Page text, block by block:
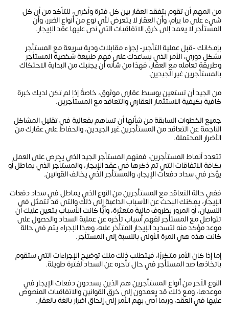
من المهم أن تقوم بتفقد العقار بين كل فترة وأخرى، للتأكد من أن كل
شيء على ما يرام، وأن العقار لا يتعرض لأي نوع من أنواع الضرر، وأن
المستأجر لا يعمد إلى خرق الاتفاقيات التي نص عليها عقد الإيجار.
بإمكانك -قبل عملية التأجير- إجراء مقابلات ودية سريعة مع المستأجر
بشكل دوري، الأمر الذي يساعدك على فهم طبيعة شخصية المستأجر
وطريقة تعامله مع العقار، فهذا من شأنه أن يجنبك من البداية الاحتكاك
بالمستأجرين غير الجيدين.
من الجيد أن تستعين بوسيط عقاري موثوق، خاصةً إذا لم تكن لديك خبرة
كافية بكيفية الاستثمار العقاري والتعاقد مع المستأجرين.
جميع الخطوات السابقة من شأنها أن تساهم بفعالية في تقليل المشاكل
الناجمة عن التعاقد من المستأجرين غير الجيدين، والحفاظ على عقارك من
الأضرار المحتملة.
تتعدد أنماط المستأجرين، فمنهم المستأجر الجيد الذي يحرص على العمل
بكافة الاتفاقات التي تم ذكرها في عقد الإيجار، والمستأجر الذي يماطل أو
يؤخر في سداد دفعات الإيجار، والمستأجر الذي يخالف القوانين.
ففي حالة التعاقد مع المستأجرين من النوع الذي يماطل في سداد دفعات
الإيجار، يمكنك البحث عن الأسباب الداعية إلى ذلك والتي قد تتمثل في
النسيان، أو المرور بظروف مالية متعثرة، وأيًّا كانت الأسباب يتعين عليك أن
تتواصل مع المستأجر لفهم أسباب تأخره عن عملية السداد والحصول على
موعد مؤكد منه لتسديد الإيجار المتأخر عليه، وهذا الإجراء يتم في حالة
كانت هذه هي المرة الأولى بالنسبة إلى المستأجر.
إما إذا كان الأمر متكررًا، فيتطلب ذلك منك توضيح الإجراءات التي ستقوم
باتخاذها ضد المستأجر في حال تأخره عن السداد لفترة طويلة.
النوع الآخر من أنواع المستأجرين هم الذين يسددون دفعات الإيجار في
موعدها، ومع ذلك قد يعمدون إلى خرق القوانين والاتفاقيات المنصوص
عليها في العقد، وربما أدى بهم الأمر إلى إلحاق أضرار بالغة بالعقار.